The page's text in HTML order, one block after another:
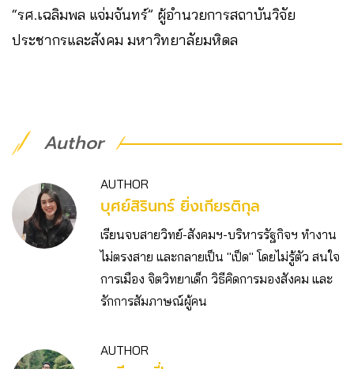
“รศ.เฉลิมพล แจ่มจันทร์” ผู้อำนวยการสถาบันวิจัย
ประชากรและสังคม มหาวิทยาลัยมหิดล
Author
AUTHOR
บุศย์สิรินทร์ ยิ่งเกียรติกุล
เรียนจบสายวิทย์-สังคมฯ-บริหารรัฐกิจฯ ทำงาน
ไม่ตรงสาย และกลายเป็น "เป็ด" โดยไม่รู้ตัว สนใจ
การเมือง จิตวิทยาเด็ก วิธีคิดการมองสังคม และ
รักการสัมภาษณ์ผู้คน
AUTHOR